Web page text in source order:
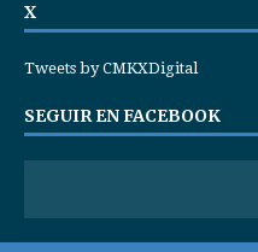
X
Tweets by CMKXDigital
SEGUIR EN FACEBOOK